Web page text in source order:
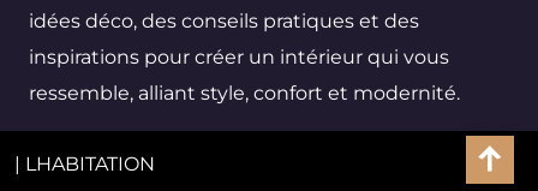
idées déco, des conseils pratiques et des
inspirations pour créer un intérieur qui vous
ressemble, alliant style, confort et modernité.
| LHABITATION